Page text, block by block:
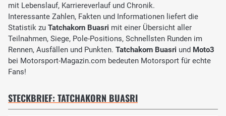
mit Lebenslauf, Karriereverlauf und Chronik.
Interessante Zahlen, Fakten und Informationen liefert die
Statistik zu Tatchakorn Buasri mit einer Übersicht aller
Teilnahmen, Siege, Pole-Positions, Schnellsten Runden im
Rennen, Ausfällen und Punkten. Tatchakorn Buasri und Moto3
bei Motorsport-Magazin.com bedeuten Motorsport für echte
Fans!
STECKBRIEF: TATCHAKORN BUASRI